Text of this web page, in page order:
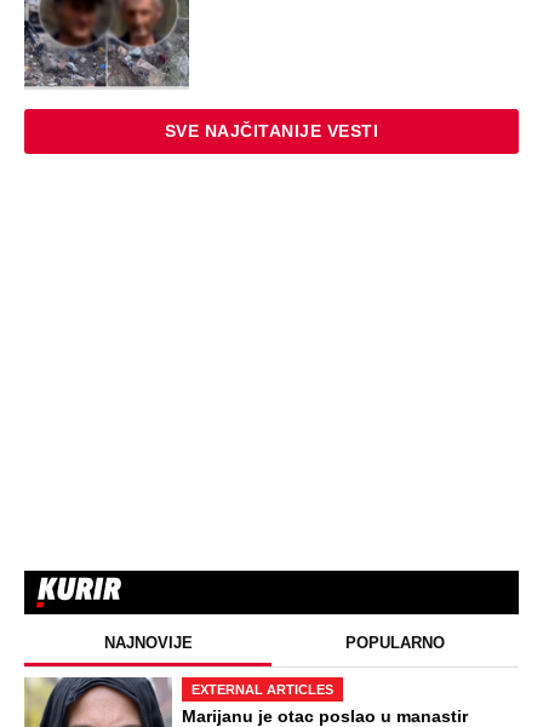
SVE NAJČITANIJE VESTI
NAJNOVIJE POPULARNO
EXTERNAL ARTICLES
Marijanu je otac poslao u manastir